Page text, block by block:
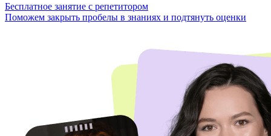
Бесплатное занятие с репетитором
Поможем закрыть пробелы в знаниях и подтянуть оценки